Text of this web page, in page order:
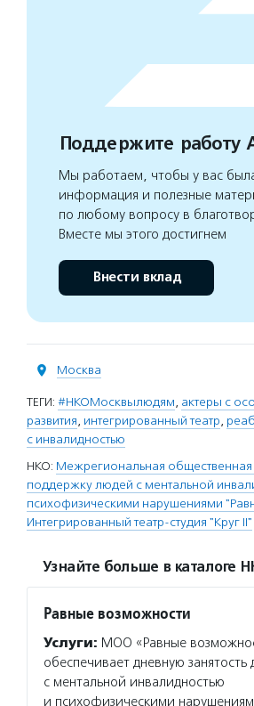
Поддержите работу
Мы работаем, чтобы у вас была
информация и полезные
по любому вопросу в
Вместе мы этого достигнем
Внести вклад
Москва
ТЕГИ: #НКОМосквылюдям, актеры с
развития, интегрированный театр,
с инвалидностью
НКО: Межрегиональная общественная
поддержку людей с ментальной
психофизическими нарушениями
Интегрированный театр-студия "Круг II"
Узнайте больше в каталоге
Равные возможности
Услуги: МОО «Равные
обеспечивает дневную занятость
с ментальной инвалидностью
и психофизическими